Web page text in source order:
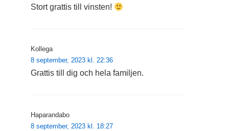
Stort grattis till vinsten!
Kollega
8 september, 2023 kl. 22:36
Grattis till dig och hela familjen.
Haparandabo
8 september, 2023 kl. 18:27